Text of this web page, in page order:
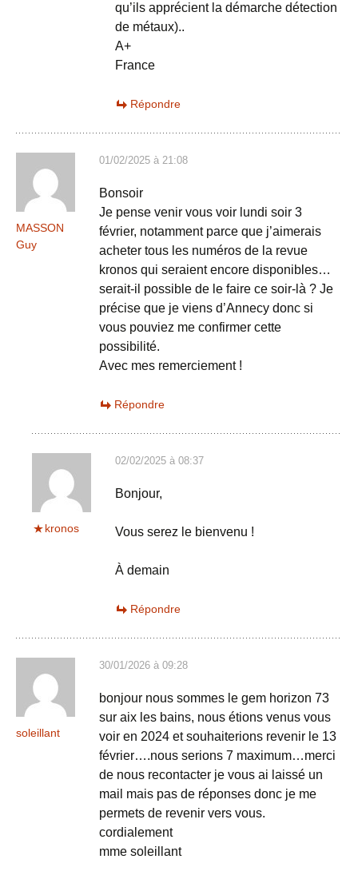
qu’ils apprécient la démarche détection
de métaux)..
A+
France
Répondre
MASSON
Guy
01/02/2025 à 21:08
Bonsoir
Je pense venir vous voir lundi soir 3
février, notamment parce que j’aimerais
acheter tous les numéros de la revue
kronos qui seraient encore disponibles…
serait-il possible de le faire ce soir-là ? Je
précise que je viens d’Annecy donc si
vous pouviez me confirmer cette
possibilité.
Avec mes remerciement !
Répondre
kronos
02/02/2025 à 08:37
Bonjour,
Vous serez le bienvenu !
À demain
Répondre
soleillant
30/01/2026 à 09:28
bonjour nous sommes le gem horizon 73
sur aix les bains, nous étions venus vous
voir en 2024 et souhaiterions revenir le 13
février….nous serions 7 maximum…merci
de nous recontacter je vous ai laissé un
mail mais pas de réponses donc je me
permets de revenir vers vous.
cordialement
mme soleillant